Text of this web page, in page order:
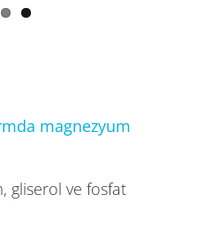
magnezyum
gliserol ve fosfat